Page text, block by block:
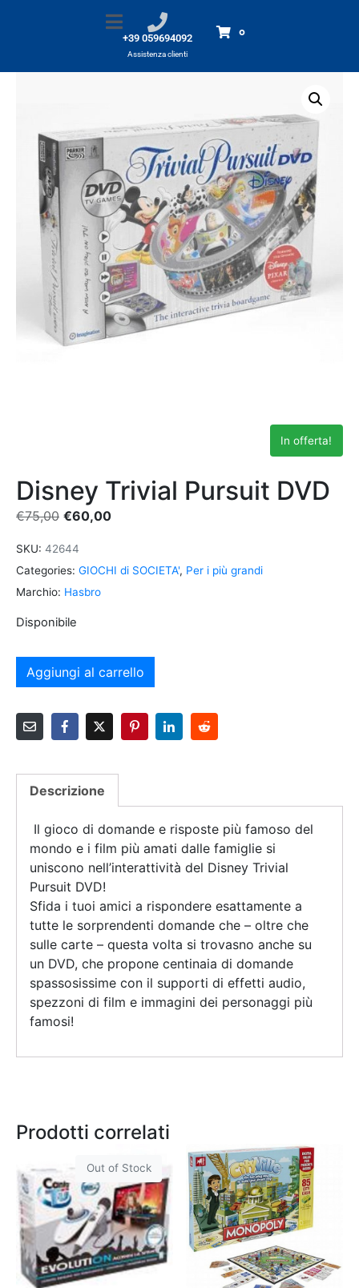
+39 059694092
Assistenza clienti
0
Prodotti Disney Trivial Pursuit DVD
In offerta!
Disney Trivial Pursuit DVD
€75,00 €60,00
SKU: 42644
Categories: GIOCHI di SOCIETA', Per i più grandi
Marchio: Hasbro
Disponibile
Aggiungi al carrello
Descrizione
Il gioco di domande e risposte più famoso del
mondo e i film più amati dalle famiglie si
uniscono nell’interattività del Disney Trivial
Pursuit DVD!
Sfida i tuoi amici a rispondere esattamente a
tutte le sorprendenti domande che – oltre che
sulle carte – questa volta si trovasno anche su
un DVD, che propone centinaia di domande
spassosissime con il supporti di effetti audio,
spezzoni di film e immagini dei personaggi più
famosi!
Prodotti correlati
Out of Stock